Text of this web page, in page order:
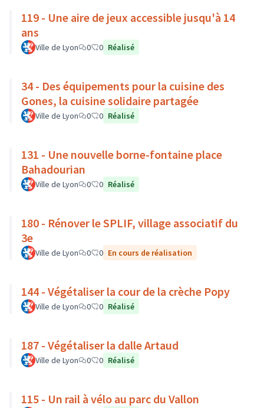
119 - Une aire de jeux accessible jusqu'à 14
ans
Ville de Lyon 0 0 Réalisé
34 - Des équipements pour la cuisine des
Gones, la cuisine solidaire partagée
Ville de Lyon 0 0 Réalisé
131 - Une nouvelle borne-fontaine place
Bahadourian
Ville de Lyon 0 0 Réalisé
180 - Rénover le SPLIF, village associatif du
3e
Ville de Lyon 0 0 En cours de réalisation
144 - Végétaliser la cour de la crèche Popy
Ville de Lyon 0 0 Réalisé
187 - Végétaliser la dalle Artaud
Ville de Lyon 0 0 Réalisé
115 - Un rail à vélo au parc du Vallon